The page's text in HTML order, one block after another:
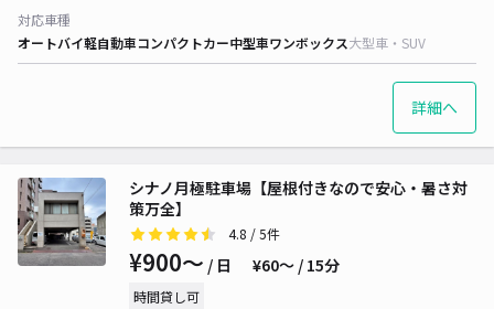
対応車種
オートバイ軽自動車コンパクトカー中型車ワンボックス大型車・SUV
詳細へ
シナノ月極駐車場【屋根付きなので安心・暑さ対
策万全】
4.8 / 5件
¥900〜 / 日 ¥60〜 / 15分
時間貸し可